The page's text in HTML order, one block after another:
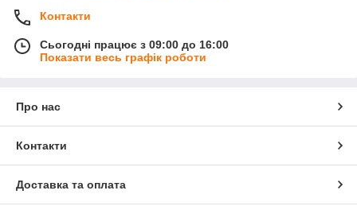
Контакти
Сьогодні працює з 09:00 до 16:00
Показати весь графік роботи
Про нас
Контакти
Доставка та оплата